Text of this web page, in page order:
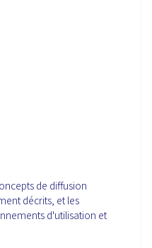
de diffusion
décrits, et les
d'utilisation et